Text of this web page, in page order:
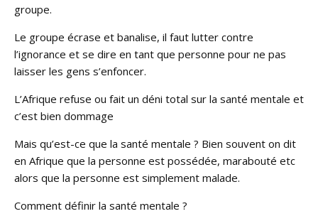
groupe.
Le groupe écrase et banalise, il faut lutter contre
l’ignorance et se dire en tant que personne pour ne pas
laisser les gens s’enfoncer.
L’Afrique refuse ou fait un déni total sur la santé mentale et
c’est bien dommage
Mais qu’est-ce que la santé mentale ? Bien souvent on dit
en Afrique que la personne est possédée, marabouté etc
alors que la personne est simplement malade.
Comment définir la santé mentale ?